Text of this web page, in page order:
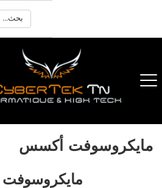
مايكروسوفت أكسس